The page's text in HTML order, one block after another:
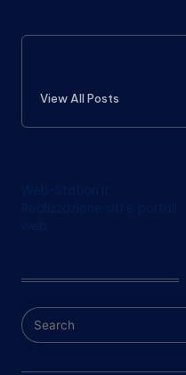
View All Posts
navigation
Web-Station.it:
Realizzazione siti e portali